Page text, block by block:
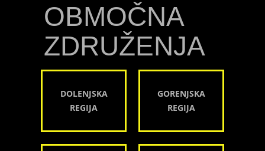
OBMOČNA
ZDRUŽENJA
DOLENJSKA
REGIJA
GORENJSKA
REGIJA